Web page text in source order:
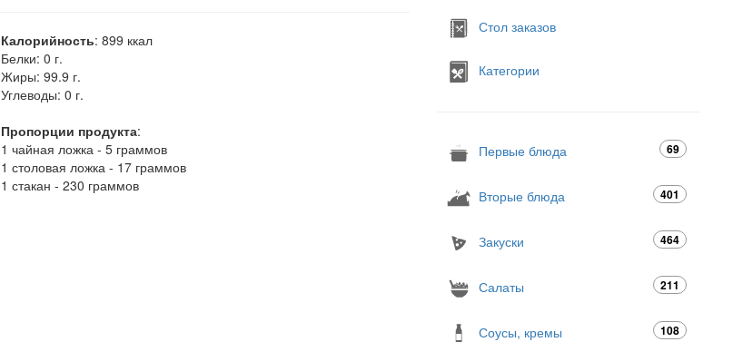
Калорийность: 899 ккал
Белки: 0 г.
Жиры: 99.9 г.
Углеводы: 0 г.
Пропорции продукта:
1 чайная ложка - 5 граммов
1 столовая ложка - 17 граммов
1 стакан - 230 граммов
Стол заказов
Категории
Первые блюда 69
Вторые блюда 401
Закуски 464
Салаты 211
Соусы, кремы 108